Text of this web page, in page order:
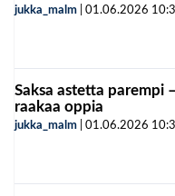
jukka_malm 01.06.2026
Saksa astetta parempi
raakaa oppia
jukka_malm 01.06.2026